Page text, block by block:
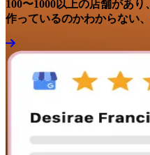
100〜1000以上の店舗があ
作っているのかわからない